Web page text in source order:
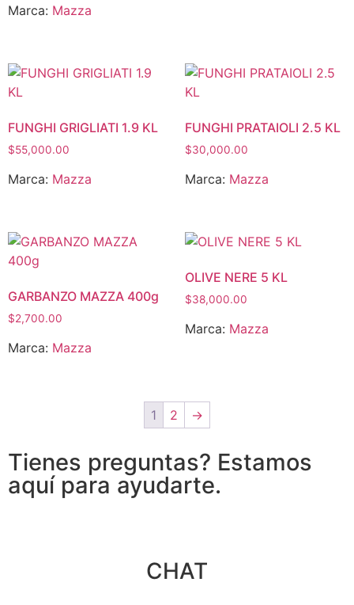
Marca: Mazza
FUNGHI GRIGLIATI 1.9 KL
$55,000.00
Marca: Mazza
FUNGHI PRATAIOLI 2.5 KL
$30,000.00
Marca: Mazza
GARBANZO MAZZA 400g
$2,700.00
Marca: Mazza
OLIVE NERE 5 KL
$38,000.00
Marca: Mazza
1 2 →
Tienes preguntas? Estamos
aquí para ayudarte.
CHAT